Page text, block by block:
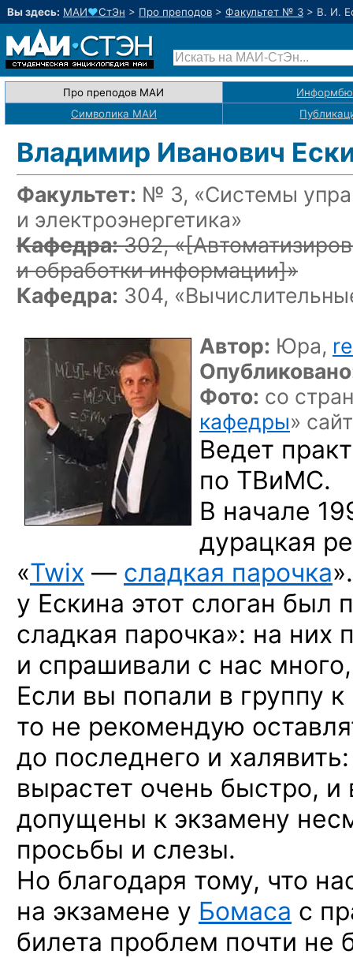
Вы здесь: МАИ♥СтЭн > Про преподов > Факультет № 3 > В. И.
Про преподов МАИ
Символика МАИ
Владимир Иванович
Факультет: № 3, «Системы
и электроэнергетика»
Кафедра:302, «
и обработки информации]»
Кафедра: 304,
Автор: Юра,
Фото: со
кафедры»
Ведет
по ТВиМС.
В начале
дурацкая
«Twix — сладкая парочка
у Ескина этот слоган был
сладкая парочка»: на них
и спрашивали с нас
Если вы попали в группу к
то не рекомендую
до последнего и халявить:
вырастет очень быстро, и
допущены к экзамену
просьбы и слезы.
Но благодаря тому, что
на экзамене у Бомаса с
билета проблем почти не